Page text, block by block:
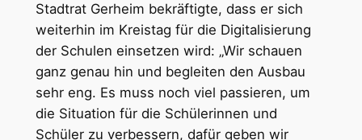
Stadtrat Gerheim bekräftigte, dass er sich
weiterhin im Kreistag für die Digitalisierung
der Schulen einsetzen wird: „Wir schauen
ganz genau hin und begleiten den Ausbau
sehr eng. Es muss noch viel passieren, um
die Situation für die Schülerinnen und
Schüler zu verbessern, dafür geben wir